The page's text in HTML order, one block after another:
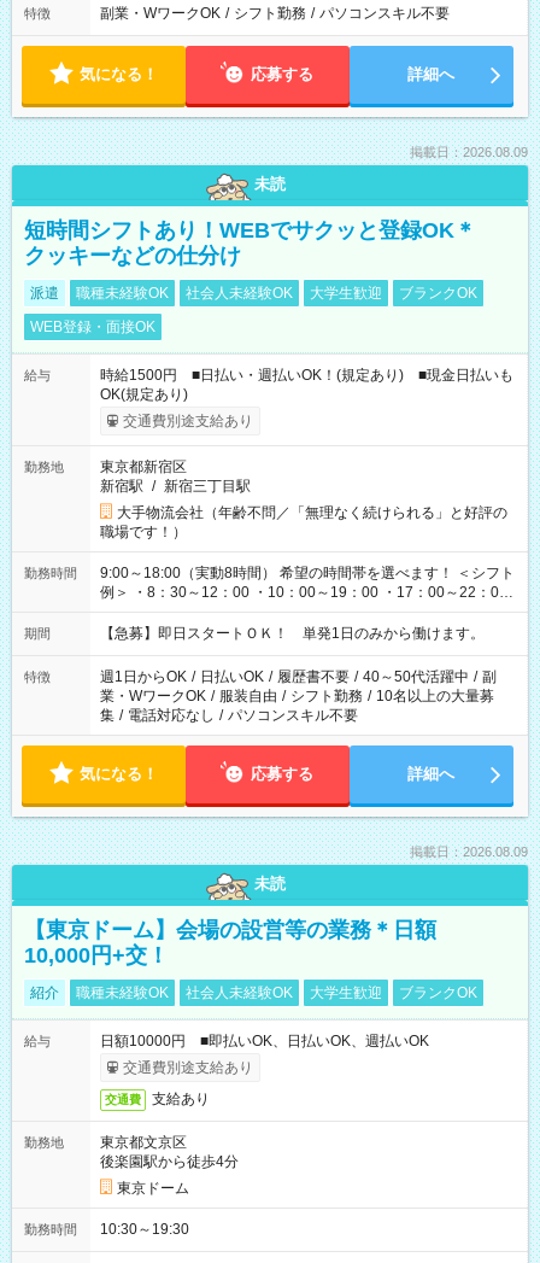
特徴 副業・WワークOK / シフト勤務 / パソコンスキル不要
気になる！ 応募する 詳細へ
掲載日：2026.08.09
未読
短時間シフトあり！WEBでサクッと登録OK＊
クッキーなどの仕分け
派遣 職種未経験OK 社会人未経験OK 大学生歓迎
ブランクOK
WEB登録・面接OK
給与
時給1500円 ■日払い・週払いOK！(規定あり) ■現金日払いも
OK(規定あり)
交通費別途支給あり
勤務地
東京都新宿区
新宿駅 / 新宿三丁目駅
大手物流会社（年齢不問／「無理なく続けられる」と好評の
職場です！）
勤務時間
9:00～18:00（実動8時間） 希望の時間帯を選べます！ ＜シフト
例＞ ・8：30～12：00 ・10：00～19：00 ・17：00～22：00
・13：00～22：00 ・22：00～翌6：00 など
期間 【急募】即日スタートＯＫ！ 単発1日のみから働けます。
特徴 週1日からOK / 日払いOK / 履歴書不要 / 40～50代活躍中 / 副
業・WワークOK / 服装自由 / シフト勤務 / 10名以上の大量募
集 / 電話対応なし / パソコンスキル不要
気になる！ 応募する 詳細へ
掲載日：2026.08.09
未読
【東京ドーム】会場の設営等の業務＊日額
10,000円+交！
紹介 職種未経験OK 社会人未経験OK 大学生歓迎 ブランクOK
給与
日額10000円 ■即払いOK、日払いOK、週払いOK
交通費別途支給あり
交通費 支給あり
勤務地
東京都文京区
後楽園駅から徒歩4分
東京ドーム
勤務時間 10:30～19:30